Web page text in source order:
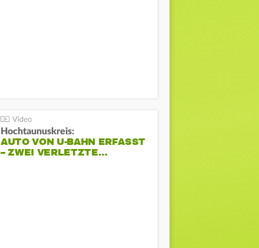
Hochtaunuskreis:
AUTO VON U-BAHN ERFASST
– ZWEI VERLETZTE…